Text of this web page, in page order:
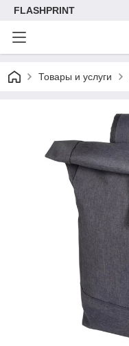
FLASHPRINT
Товары и услуги